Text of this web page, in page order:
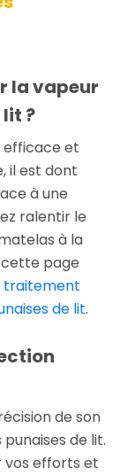
la vapeur
?
efficace et
il est dont
à une
ralentir le
à la
cette page
traitement
de lit.
de son
de lit.
vos efforts et